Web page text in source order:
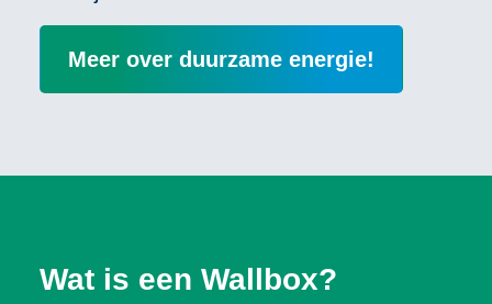
Meer over duurzame energie!
Wat is een Wallbox?